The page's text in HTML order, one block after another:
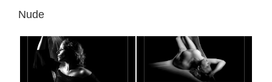
Nude